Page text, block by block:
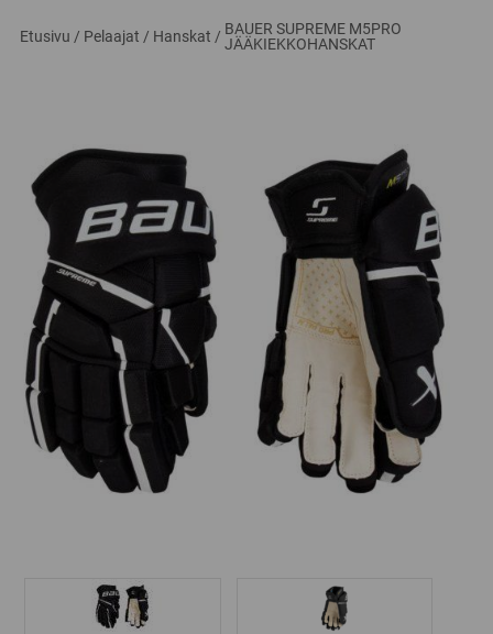
Etusivu / Pelaajat / Hanskat / BAUER SUPREME M5PRO
JÄÄKIEKKOHANSKAT